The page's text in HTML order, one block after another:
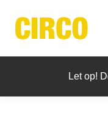
Let op!